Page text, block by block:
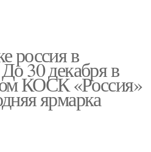
россия в
30 декабря в
КОСК «Россия»
ярмарка